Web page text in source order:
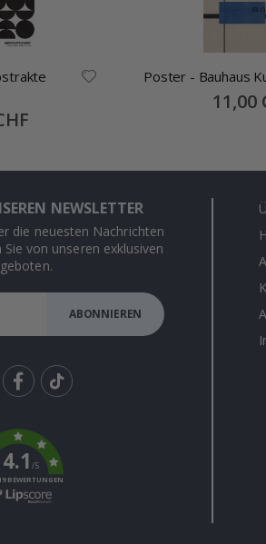
Poster - Bauhaus
Special
Price
11,00
NEWSLETTER
die neuesten Nachrichten
von unseren exklusiven
ABONNIEREN
k
4.1/5
BEWERTUNGEN